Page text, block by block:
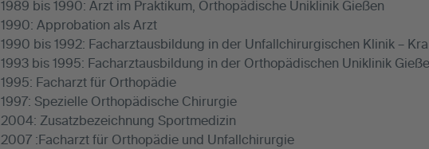
1989 bis 1990: Arzt im Praktikum, Orthopädische Uniklinik Gießen
1990: Approbation als Arzt
1990 bis 1992: Facharztausbildung in der Unfallchirurgischen Klinik –
1993 bis 1995: Facharztausbildung in der Orthopädischen Uniklinik
1995: Facharzt für Orthopädie
1997: Spezielle Orthopädische Chirurgie
2004: Zusatzbezeichnung Sportmedizin
2007 :Facharzt für Orthopädie und Unfallchirurgie